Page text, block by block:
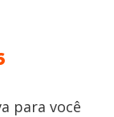
para você